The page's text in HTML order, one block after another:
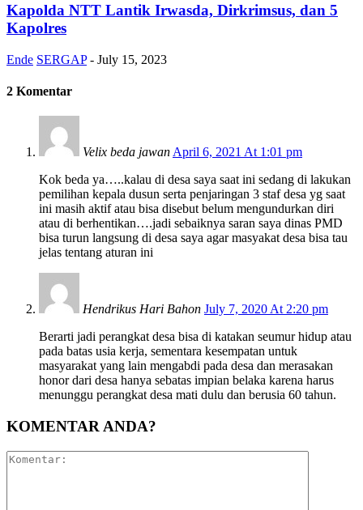
Kapolda NTT Lantik Irwasda, Dirkrimsus, dan 5
Kapolres
Ende SERGAP - July 15, 2023
2 Komentar
Velix beda jawan April 6, 2021 At 1:01 pm
Kok beda ya…..kalau di desa saya saat ini sedang di lakukan
pemilihan kepala dusun serta penjaringan 3 staf desa yg saat
ini masih aktif atau bisa disebut belum mengundurkan diri
atau di berhentikan….jadi sebaiknya saran saya dinas PMD
bisa turun langsung di desa saya agar masyakat desa bisa tau
jelas tentang aturan ini
Hendrikus Hari Bahon July 7, 2020 At 2:20 pm
Berarti jadi perangkat desa bisa di katakan seumur hidup atau
pada batas usia kerja, sementara kesempatan untuk
masyarakat yang lain mengabdi pada desa dan merasakan
honor dari desa hanya sebatas impian belaka karena harus
menunggu perangkat desa mati dulu dan berusia 60 tahun.
KOMENTAR ANDA?